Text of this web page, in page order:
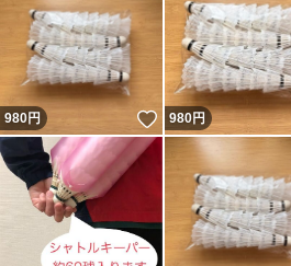
980円 いいね！
980円